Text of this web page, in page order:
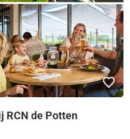
RCN de Potten